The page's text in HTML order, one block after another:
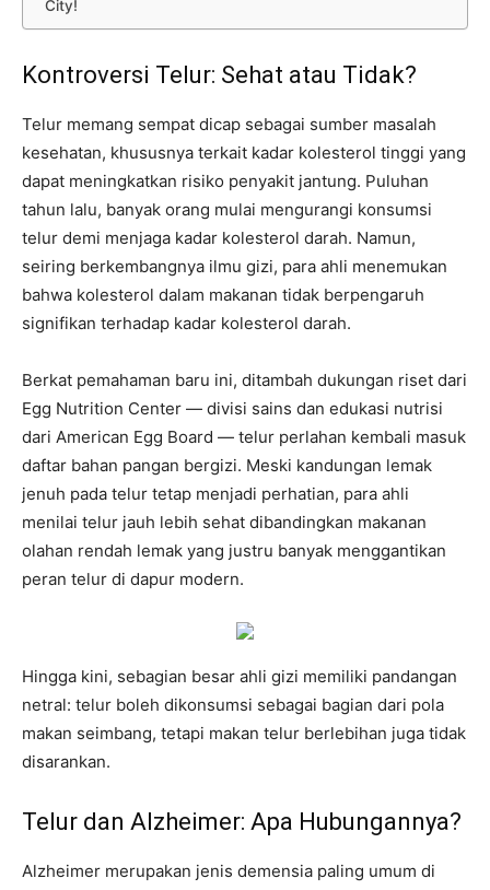
City!
Kontroversi Telur: Sehat atau Tidak?
Telur memang sempat dicap sebagai sumber masalah
kesehatan, khususnya terkait kadar kolesterol tinggi yang
dapat meningkatkan risiko penyakit jantung. Puluhan
tahun lalu, banyak orang mulai mengurangi konsumsi
telur demi menjaga kadar kolesterol darah. Namun,
seiring berkembangnya ilmu gizi, para ahli menemukan
bahwa kolesterol dalam makanan tidak berpengaruh
signifikan terhadap kadar kolesterol darah.
Berkat pemahaman baru ini, ditambah dukungan riset dari
Egg Nutrition Center — divisi sains dan edukasi nutrisi
dari American Egg Board — telur perlahan kembali masuk
daftar bahan pangan bergizi. Meski kandungan lemak
jenuh pada telur tetap menjadi perhatian, para ahli
menilai telur jauh lebih sehat dibandingkan makanan
olahan rendah lemak yang justru banyak menggantikan
peran telur di dapur modern.
Hingga kini, sebagian besar ahli gizi memiliki pandangan
netral: telur boleh dikonsumsi sebagai bagian dari pola
makan seimbang, tetapi makan telur berlebihan juga tidak
disarankan.
Telur dan Alzheimer: Apa Hubungannya?
Alzheimer merupakan jenis demensia paling umum di